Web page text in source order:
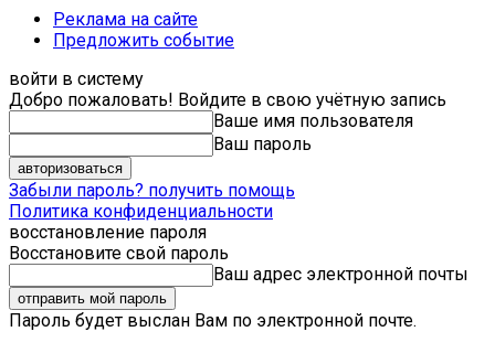
Реклама на сайте
Предложить событие
войти в систему
Добро пожаловать! Войдите в свою учётную запись
Ваше имя пользователя
Ваш пароль
Забыли пароль? получить помощь
Политика конфиденциальности
восстановление пароля
Восстановите свой пароль
Ваш адрес электронной почты
Пароль будет выслан Вам по электронной почте.